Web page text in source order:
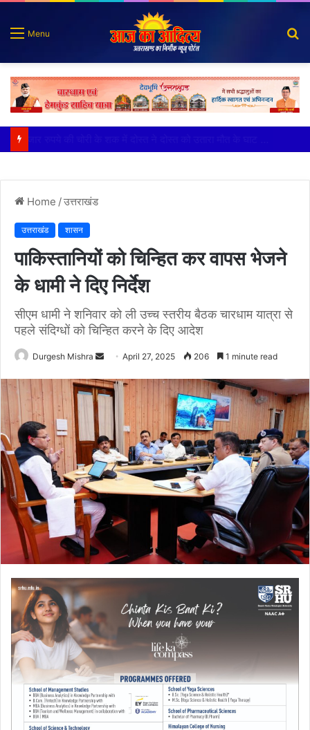
Menu
Home /उत्तराखंड
उत्तराखंड शासन
पाकिस्तानियों को चिन्हित कर वापस भेजने
के धामी ने दिए निर्देश
सीएम धामी ने शनिवार को ली उच्च स्तरीय बैठक चारधाम यात्रा से
पहले संदिग्धों को चिन्हित करने के दिए आदेश
Durgesh Mishra
Send
email
April 27, 2025 206 1 minute read